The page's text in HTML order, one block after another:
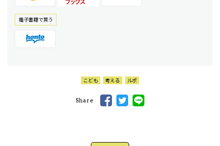
電⼦書籍で買う
こども 考える ルポ
Share